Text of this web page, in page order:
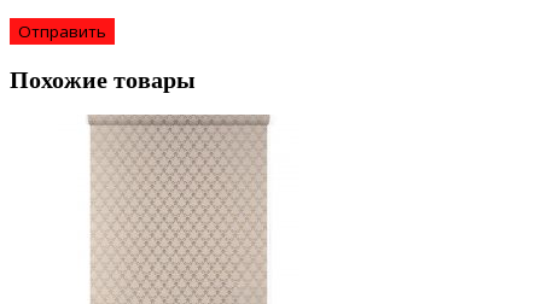
Похожие товары